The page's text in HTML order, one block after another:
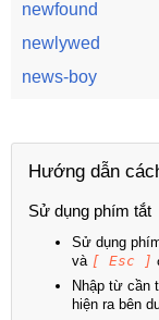
newfound
newlywed
news-boy
Hướng dẫn
Sử dụng phím tắt
Sử dụng
và [ Esc ]
Nhập từ cần
hiện ra bên